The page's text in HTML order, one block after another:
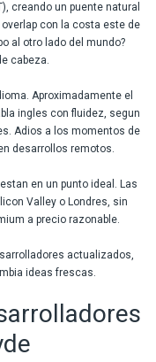
creando un puente natural
con la costa este de
al otro lado del mundo?
cabeza.
Aproximadamente el
ingles con fluidez, segun
Adios a los momentos de
desarrollos remotos.
en un punto ideal. Las
Valley o Londres, sin
a precio razonable.
actualizados,
ideas frescas.